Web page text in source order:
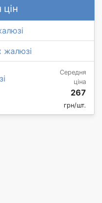
цін
жалюзі
Середня
ціна
267
грн/шт.